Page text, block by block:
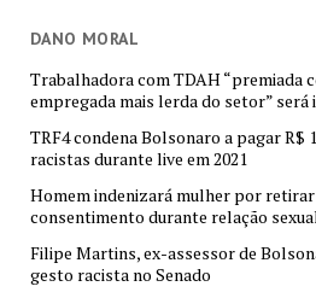
DANO MORAL
Trabalhadora com TDAH “premiada
empregada mais lerda do setor” será
TRF4 condena Bolsonaro a pagar R$
racistas durante live em 2021
Homem indenizará mulher por
consentimento durante relação
Filipe Martins, ex-assessor de
gesto racista no Senado